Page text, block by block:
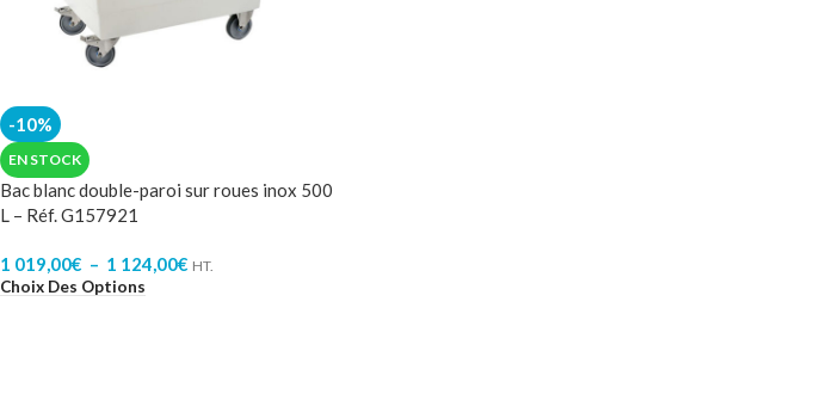
-10%
EN STOCK
Bac blanc double-paroi sur roues inox 500
L – Réf. G157921
1 019,00€ – 1 124,00€ HT.
Choix Des Options